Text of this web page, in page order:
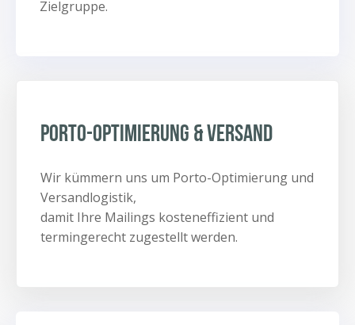
Zielgruppe.
Porto-optimierung & Versand
Wir kümmern uns um Porto-Optimierung und
Versandlogistik,
damit Ihre Mailings kosteneffizient und
termingerecht zugestellt werden.